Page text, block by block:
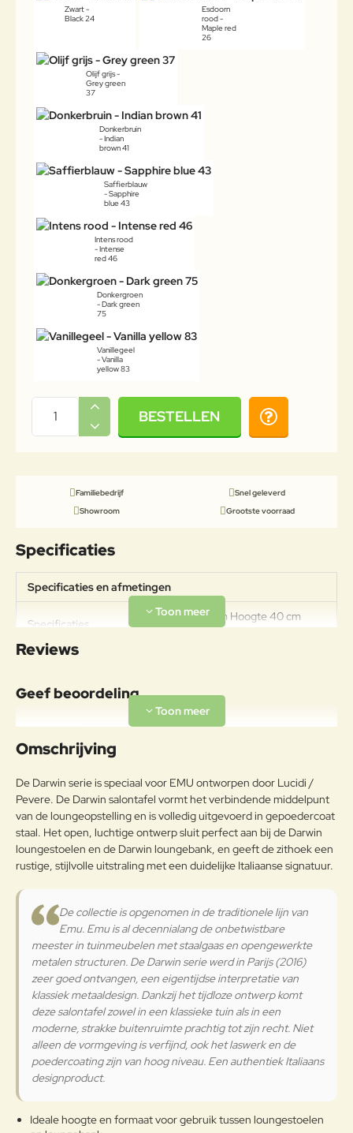
Zwart -
Black 24
Esdoorn
rood -
Maple red
26
Olijf grijs -
Grey green
37
Donkerbruin
- Indian
brown 41
Saffierblauw
- Sapphire
blue 43
Intens rood
- Intense
red 46
Donkergroen
- Dark green
75
Vanillegeel
- Vanilla
yellow 83
BESTELLEN
Familiebedrijf
Snel geleverd
Showroom
Grootste voorraad
Specificaties
Specificaties en afmetingen
Specificaties
Breedte 70 cm Hoogte 40 cm
Diepte 70 cm
een koolstofpercentage kleiner
dan 2%, behandeld om met het
weerstaan.
Onderhoudsadvies
Gepoedercoat staal
Om het product lang in goede
staat te behouden, adviseren wij
het tijdens de winter op een
bewaren zodat condensvorming
wordt vermeden. Indien de
producten dicht bij de zee worden
opgeslagen, is het raadzaam voor
het winterseizoen en op
kwartaalbasis de metalen
oppervlakken met een zachte doek
te reinigen. Gebruik water of
detergentia en bescherm ze met
vaseline-olie of autowas. Mocht u
de tuinmeubelen toch buiten laten
regelmatig het fijnstof af te nemen
Reviews
Geef beoordeling
Uw naam:
g:
Note:HTML-code wordt niet vertaald!
Waardering:
Waarderin
Verder
Omschrijving
De Darwin serie is speciaal voor EMU ontworpen door Lucidi /
Pevere. De Darwin salontafel vormt het verbindende middelpunt
van de loungeopstelling en is volledig uitgevoerd in gepoedercoat
staal. Het open, luchtige ontwerp sluit perfect aan bij de Darwin
loungestoelen en de Darwin loungebank, en geeft de zithoek een
rustige, stijlvolle uitstraling met een duidelijke Italiaanse signatuur.
De collectie is opgenomen in de traditionele lijn van
Emu. Emu is al decennialang de onbetwistbare
meester in tuinmeubelen met staalgaas en opengewerkte
metalen structuren. De Darwin serie werd in Parijs (2016)
zeer goed ontvangen, een eigentijdse interpretatie van
klassiek metaaldesign. Dankzij het tijdloze ontwerp komt
deze salontafel zowel in een klassieke tuin als in een
moderne, strakke buitenruimte prachtig tot zijn recht. Niet
alleen de vormgeving is verfijnd, ook het laswerk en de
poedercoating zijn van hoog niveau. Een authentiek Italiaans
designproduct.
Ideale hoogte en formaat voor gebruik tussen loungestoelen